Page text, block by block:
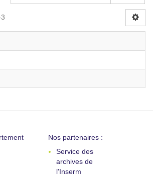
Nos partenaires :
Service des
archives de
l'Inserm